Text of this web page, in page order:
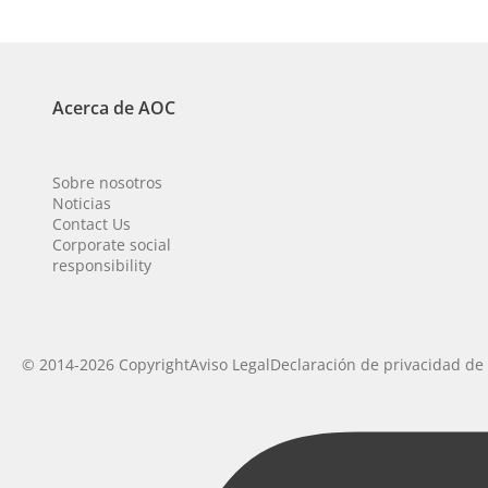
Acerca de AOC
Sobre nosotros
Noticias
Contact Us
Corporate social
responsibility
© 2014-2026 CopyrightAviso LegalDeclaración de privacidad de